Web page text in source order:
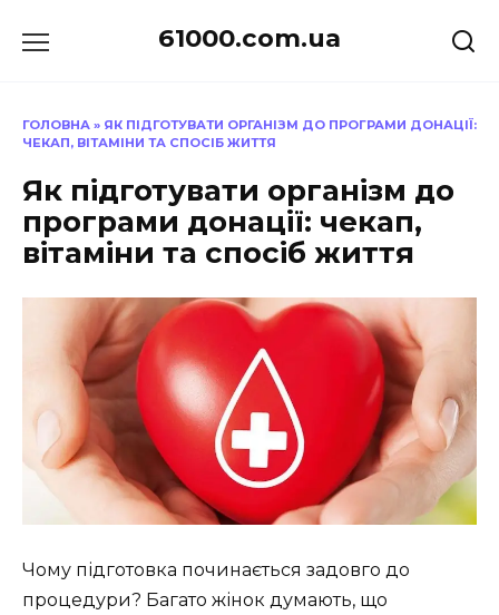
до
61000.com.ua
ГОЛОВНА » ЯК ПІДГОТУВАТИ ОРГАНІЗМ ДО ПРОГРАМИ ДОНАЦІЇ:
ЧЕКАП, ВІТАМІНИ ТА СПОСІБ ЖИТТЯ
Як підготувати організм до
програми донації: чекап,
вітаміни та спосіб життя
Чому підготовка починається задовго до
процедури? Багато жінок думають, що